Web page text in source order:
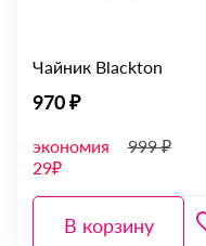
Чайник Blackton
970 ₽
экономия
29₽
999 ₽
В корзину